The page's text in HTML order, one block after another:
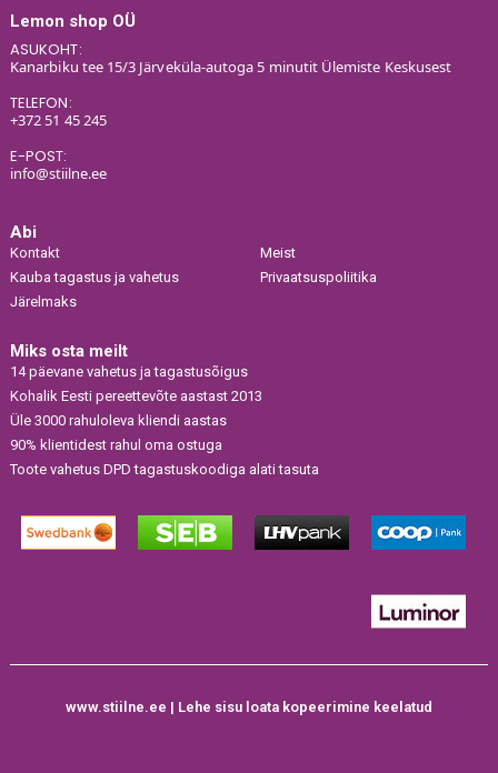
Lemon shop OÜ
ASUKOHT:
Kanarbiku tee 15/3 Järveküla-autoga 5 minutit Ülemiste Keskusest
TELEFON:
+372 51 45 245
E-POST:
info@stiilne.ee
Abi
Kontakt
Kauba tagastus ja vahetus
Järelmaks
Meist
Privaatsuspoliitika
Miks osta meilt
14 päevane vahetus ja tagastusõigus
Kohalik Eesti pereettevõte aastast 2013
Üle 3000 rahuloleva kliendi aastas
90% klientidest rahul oma ostuga
Toote vahetus DPD tagastuskoodiga alati tasuta
www.stiilne.ee | Lehe sisu loata kopeerimine keelatud